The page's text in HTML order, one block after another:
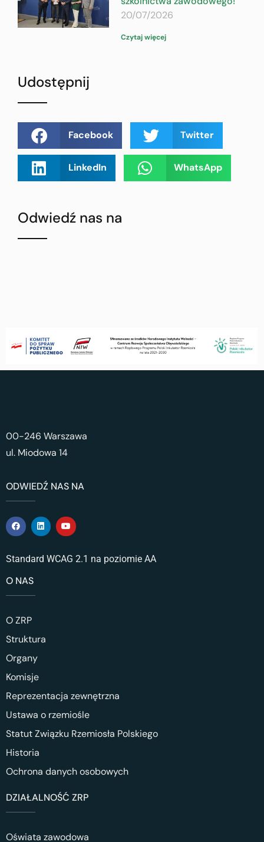
20/07/2026
Czytaj więcej
Udostępnij
Facebook Twitter
LinkedIn WhatsApp
Odwiedź nas na
00-246 Warszawa
ul. Miodowa 14
ODWIEDŹ NAS NA
Standard WCAG 2.1 na poziomie AA
O NAS
O ZRP
Struktura
Organy
Komisje
Reprezentacja zewnętrzna
Ustawa o rzemiośle
Statut Związku Rzemiosła Polskiego
Historia
Ochrona danych osobowych
DZIAŁALNOŚĆ ZRP
Oświata zawodowa